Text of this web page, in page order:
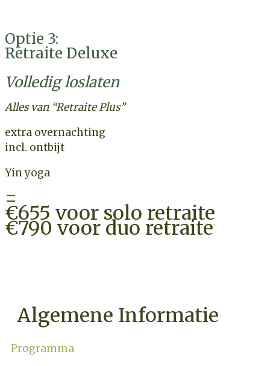
Optie 3:
Retraite Deluxe
Volledig loslaten
Alles van “Retraite Plus”
extra overnachting
incl. ontbijt
Yin yoga
=
€655 voor solo retraite
€790 voor duo retraite
Algemene Informatie
Programma